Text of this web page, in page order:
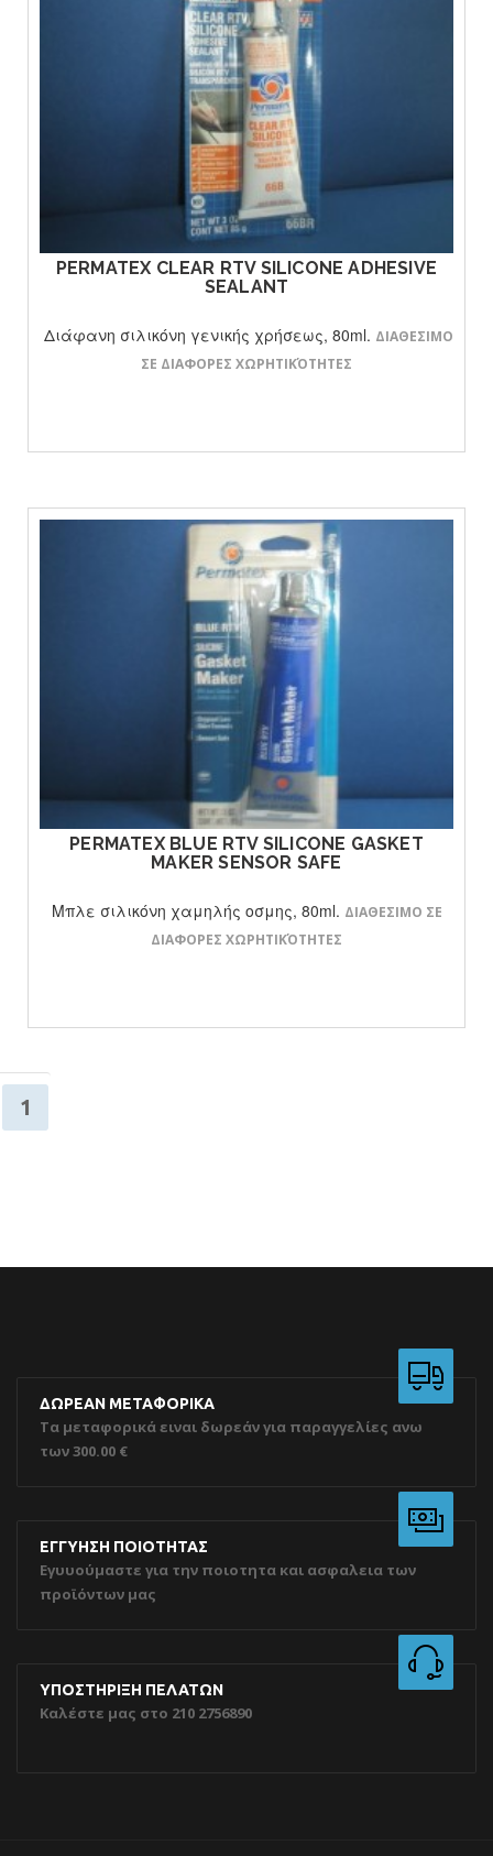
ΔΕΙΤΕ ΤΟ ΠΡΟΙΟΝ
PERMATEX CLEAR RTV SILICONE ADHESIVE
SEALANT
Διάφανη σιλικόνη γενικής χρήσεως, 80ml. ΔΙΑΘΕΣΙΜΟ
ΣΕ ΔΙΑΦΟΡΕΣ ΧΩΡΗΤΙΚΌΤΗΤΕΣ
ΔΕΙΤΕ ΤΟ ΠΡΟΙΟΝ
PERMATEX BLUE RTV SILICONE GASKET
MAKER SENSOR SAFE
Μπλε σιλικόνη χαμηλής οσμης, 80ml. ΔΙΑΘΕΣΙΜΟ ΣΕ
ΔΙΑΦΟΡΕΣ ΧΩΡΗΤΙΚΌΤΗΤΕΣ
1
ΔΩΡΕΑΝ ΜΕΤΑΦΟΡΙΚΑ
Τα μεταφορικά ειναι δωρεάν για παραγγελίες ανω
των 300.00 €
ΕΓΓΥΗΣΗ ΠΟΙΟΤΗΤΑΣ
Εγυυούμαστε για την ποιοτητα και ασφαλεια των
προϊόντων μας
ΥΠΟΣΤΗΡΙΞΗ ΠΕΛΑΤΩΝ
Καλέστε μας στο 210 2756890